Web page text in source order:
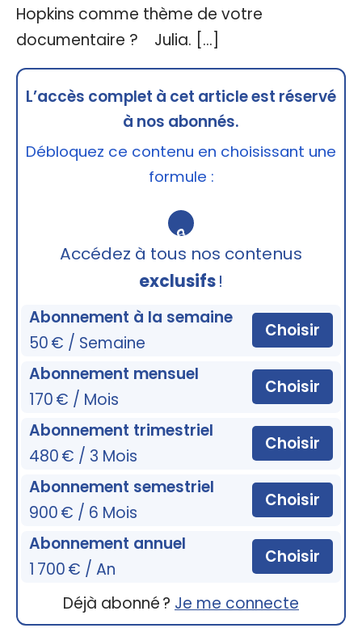
Hopkins comme thème de votre
documentaire ? Julia. […]
L’accès complet à cet article est réservé
à nos abonnés.
Débloquez ce contenu en choisissant une
formule :
🔒
Accédez à tous nos contenus
exclusifs!
Abonnement à la semaine
50 € / Semaine
Choisir
Abonnement mensuel
170 € / Mois
Choisir
Abonnement trimestriel
480 € / 3 Mois
Choisir
Abonnement semestriel
900 € / 6 Mois
Choisir
Abonnement annuel
1 700 € / An
Choisir
Déjà abonné ? Je me connecte